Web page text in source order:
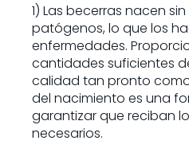
1) Las becerras nacen
patógenos, lo que los
enfermedades.
cantidades suficientes
calidad tan pronto
del nacimiento es una
garantizar que reciban
necesarios.